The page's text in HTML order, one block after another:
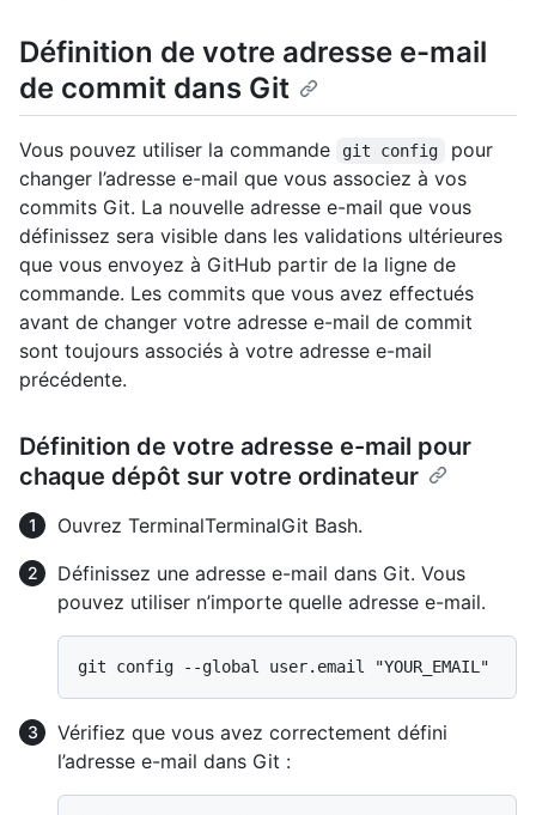
Définition de votre adresse e-mail
de commit dans Git
Vous pouvez utiliser la commande git config
pour
changer l’adresse e-mail que vous associez à vos
commits Git. La nouvelle adresse e-mail que vous
définissez sera visible dans les validations ultérieures
que vous envoyez à GitHub partir de la ligne de
commande. Les commits que vous avez effectués
avant de changer votre adresse e-mail de commit
sont toujours associés à votre adresse e-mail
précédente.
Définition de votre adresse e-mail pour
chaque dépôt sur votre ordinateur
Ouvrez TerminalTerminalGit Bash.
Définissez une adresse e-mail dans Git. Vous
pouvez utiliser n’importe quelle adresse e-mail.
Vérifiez que vous avez correctement défini
l’adresse e-mail dans Git :